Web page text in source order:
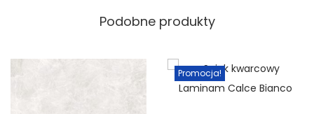
Podobne produkty
Promocja!